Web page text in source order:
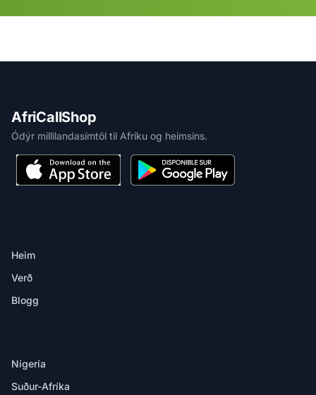
AfriCallShop
Ódýr millilandasímtöl til Afríku og heimsins.
Heim
Verð
Blogg
Nígería
Suður-Afríka